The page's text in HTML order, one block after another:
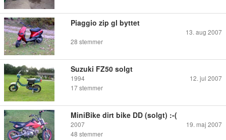
Piaggio zip gl byttet
13. aug 2007
28 stemmer
Suzuki FZ50 solgt
1994
12. jul 2007
17 stemmer
MiniBike dirt bike DD (solgt) :-(
2007
19. maj 2007
48 stemmer